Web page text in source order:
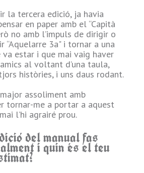
aconseguir? El tir
amb efecte … o
miracles del
Senyor.
Quin és el
o tirada que
i va
al teu
Niebla", de
manera que no és
a mi, però com si
ho fos.
la tercera edició, ja havia
en paper amb el “Capità
no amb l’impuls de dirigir o
“Aquelarre 3a" i tornar a una
va estar i que mai vaig haver
al voltant d’una taula,
històries, i uns daus rodant.
assoliment amb
tornar-me a portar a aquest
l’hi agrairé prou.
del manual fas
i quin és el teu